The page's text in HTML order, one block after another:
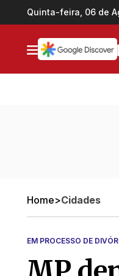
Ir direto pro conteúdo
Quinta-feira, 06 de
Home>Cidades
EM PROCESSO DE